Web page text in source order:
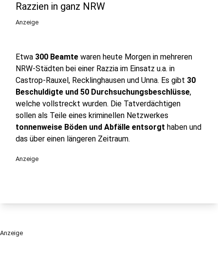
Razzien in ganz NRW
Anzeige
Etwa 300 Beamte waren heute Morgen in mehreren
NRW-Städten bei einer Razzia im Einsatz u.a. in
Castrop-Rauxel, Recklinghausen und Unna. Es gibt 30
Beschuldigte und 50 Durchsuchungsbeschlüsse,
welche vollstreckt wurden. Die Tatverdächtigen
sollen als Teile eines kriminellen Netzwerkes
tonnenweise Böden und Abfälle entsorgt haben und
das über einen längeren Zeitraum.
Anzeige
Anzeige